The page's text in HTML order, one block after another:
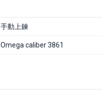
手動上鍊
Omega caliber 3861